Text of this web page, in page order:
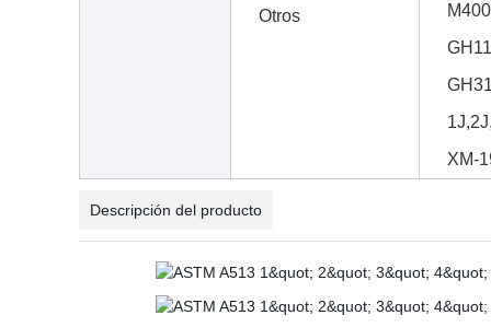
Otros
XM-
Descripción del producto